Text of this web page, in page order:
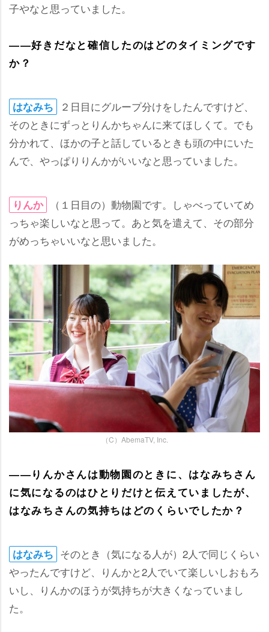
子やなと思っていました。
――好きだなと確信したのはどのタイミングです
か？
はなみち
２日目にグループ分けをしたんですけど、
そのときにずっとりんかちゃんに来てほしくて。でも
分かれて、ほかの子と話しているときも頭の中にいた
んで、やっぱりりんかがいいなと思っていました。
りんか
（１日目の）動物園です。しゃべっていてめ
っちゃ楽しいなと思って。あと気を遣えて、その部分
がめっちゃいいなと思いました。
（C）AbemaTV, Inc.
――りんかさんは動物園のときに、はなみちさん
に気になるのはひとりだけと伝えていましたが、
はなみちさんの気持ちはどのくらいでしたか？
はなみち そのとき（気になる人が）2人で同じくらい
ったんですけど、りんかと2人でいて楽しいしおもろ
いし、りんかのほうが気持ちが大きくなっていまし
た。